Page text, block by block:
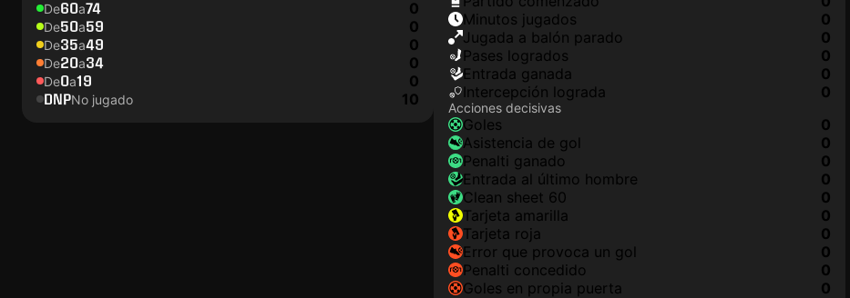
De60a74 0
De50a59 0
De35a49 0
De20a34 0
De0a19 0
DNPNo jugado 10
minutos jugados
0
jugada a balón parado
0
pases logrados
0
Entrada ganada
0
Intercepción lograda
0
Acciones decisivas
goles
0
asistencia de gol
0
Penalti ganado
0
Entrada al último hombre
0
clean sheet 60
0
tarjeta amarilla
0
tarjeta roja
0
Error que provoca un gol
0
Penalti concedido
0
goles en propia puerta
0